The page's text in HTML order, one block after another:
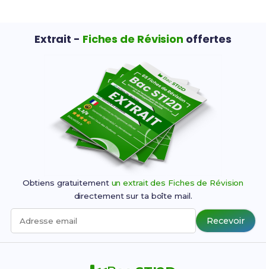
Extrait - Fiches de Révision offertes
Obtiens gratuitement un extrait des Fiches de Révision
directement sur ta boîte mail.
Adresse email Recevoir